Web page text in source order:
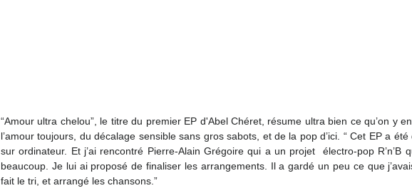
“Amour ultra chelou”, le titre du premier EP d'Abel Chéret, résume ultra bien ce qu’on y
l’amour toujours, du décalage sensible sans gros sabots, et de la pop d’ici. “ Cet EP a été
sur ordinateur. Et j’ai rencontré Pierre-Alain Grégoire qui a un projet  électro-pop R’n’B
beaucoup. Je lui ai proposé de finaliser les arrangements. Il a gardé un peu ce que
fait le tri, et arrangé les chansons.”